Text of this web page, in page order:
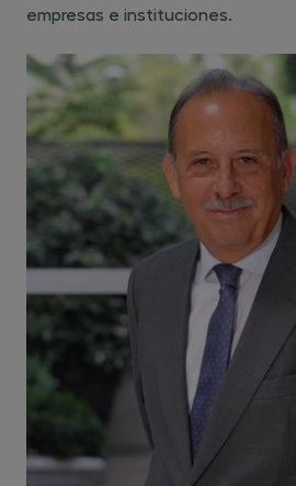
El impuesto sobre
operaciones de
empresarial. Estudio del
fusiones y adquisiciones (20
empresas e instituciones.